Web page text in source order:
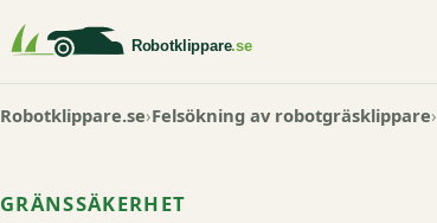
Robotklippare.se Felsökning av robotgräsklippare
GRÄNSSÄKERHET